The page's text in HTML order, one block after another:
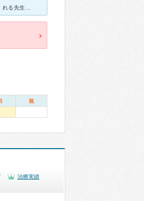
祝
治療実績